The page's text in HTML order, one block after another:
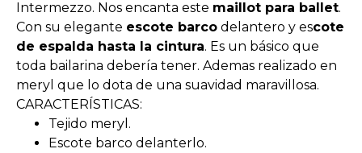
Intermezzo. Nos encanta este maillot para ballet.
Con su elegante escote barco delantero y escote
de espalda hasta la cintura. Es un básico que
toda bailarina debería tener. Ademas realizado en
meryl que lo dota de una suavidad maravillosa.
CARACTERÍSTICAS:
Tejido meryl.
Escote barco delanterlo.